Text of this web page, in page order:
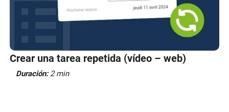
Crear una tarea repetida (vídeo – web)
Duración: 2 min